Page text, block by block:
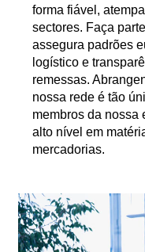
forma fiável,
sectores. Faça
assegura padrões
logístico e
remessas.
nossa rede é tão
membros da nossa
alto nível em
mercadorias.